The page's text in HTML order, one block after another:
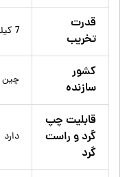
قدرت
تخریب
7 کیلوگرم
کشور
سازنده
چین
قابلیت چپ
گرد و راست
گرد
دارد